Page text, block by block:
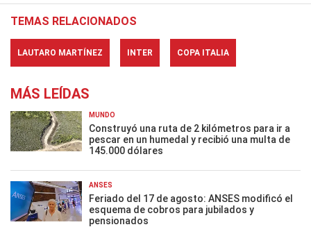
TEMAS RELACIONADOS
LAUTARO MARTÍNEZ INTER COPA ITALIA
MÁS LEÍDAS
MUNDO
Construyó una ruta de 2 kilómetros para ir a
pescar en un humedal y recibió una multa de
145.000 dólares
ANSES
Feriado del 17 de agosto: ANSES modificó el
esquema de cobros para jubilados y
pensionados